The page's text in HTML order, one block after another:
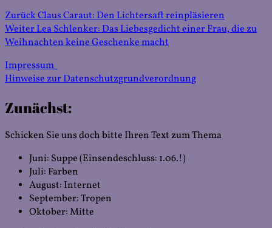
Beitragsnavigation
ZurückVorheriger
Beitrag:
Claus Caraut: Den Lichtersaft reinpläsieren
WeiterNächster
Beitrag:
Lea Schlenker: Das Liebesgedicht einer Frau, die zu
Weihnachten keine Geschenke macht
Impressum
Hinweise zur Datenschutzgrundverordnung
Zunächst:
Schicken Sie uns doch bitte Ihren Text zum Thema
Juni: Suppe (Einsendeschluss: 1.06.!)
Juli: Farben
August: Internet
September: Tropen
Oktober: Mitte